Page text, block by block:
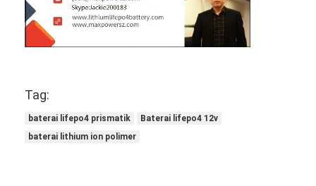
Pengisi Daya Baterai LCD
Paket Baterai Lithium Ion
Tag:
baterai lifepo4 prismatik
Baterai lifepo4 12v
baterai lithium ion polimer